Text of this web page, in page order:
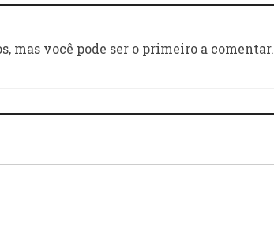
mas você pode ser o primeiro a comentar.